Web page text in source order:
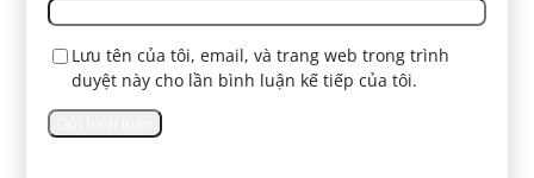
Lưu tên của tôi, email, và trang web trong trình
duyệt này cho lần bình luận kế tiếp của tôi.